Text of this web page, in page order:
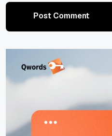
Post Comment